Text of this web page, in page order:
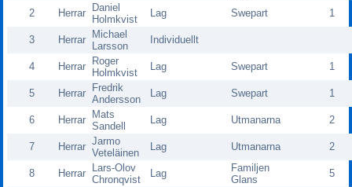
2 Herrar
Daniel
Holmkvist
Lag Swepart 1
3 Herrar
Michael
Larsson
Individuellt
4 Herrar
Roger
Holmkvist
Lag Swepart 1
5 Herrar
Fredrik
Andersson
Lag Swepart 1
6 Herrar
Mats
Sandell
Lag Utmanarna 2
7 Herrar Jarmo
Veteläinen
Lag Utmanarna 2
8 Herrar
Lars-Olov
Chronqvist
Lag
Familjen
Glans
5